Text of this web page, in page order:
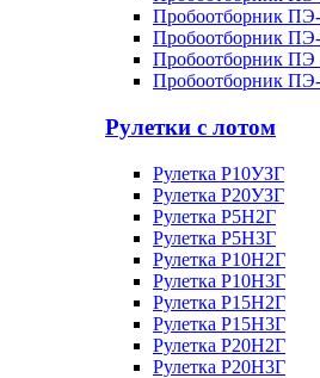
Пробоотборник
Пробоотборник
Пробоотборник ПЭ
Пробоотборник
Рулетки с лотом
Рулетка Р10УЗГ
Рулетка Р20УЗГ
Рулетка Р5Н2Г
Рулетка Р5Н3Г
Рулетка Р10Н2Г
Рулетка Р10Н3Г
Рулетка Р15Н2Г
Рулетка Р15Н3Г
Рулетка Р20Н2Г
Рулетка Р20Н3Г